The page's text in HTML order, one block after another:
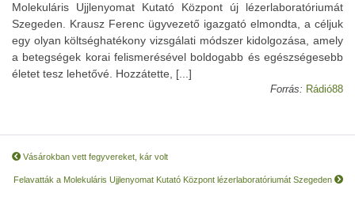
Molekuláris Ujjlenyomat Kutató Központ új lézerlaboratóriumát
Szegeden. Krausz Ferenc ügyvezető igazgató elmondta, a céljuk
egy olyan költséghatékony vizsgálati módszer kidolgozása, amely
a betegségek korai felismerésével boldogabb és egészségesebb
életet tesz lehetővé. Hozzátette, [...]
Forrás: Rádió88
Vásárokban vett fegyvereket, kár volt
Felavatták a Molekuláris Ujjlenyomat Kutató Központ lézerlaboratóriumát Szegeden